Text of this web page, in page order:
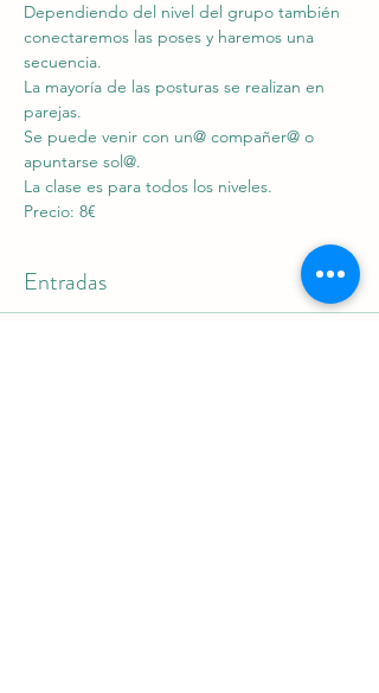
Dependiendo del nivel del grupo también
conectaremos las poses y haremos una
secuencia.
La mayoría de las posturas se realizan en
parejas.
Se puede venir con un@ compañer@ o
apuntarse sol@.
La clase es para todos los niveles.
Precio: 8€
Entradas